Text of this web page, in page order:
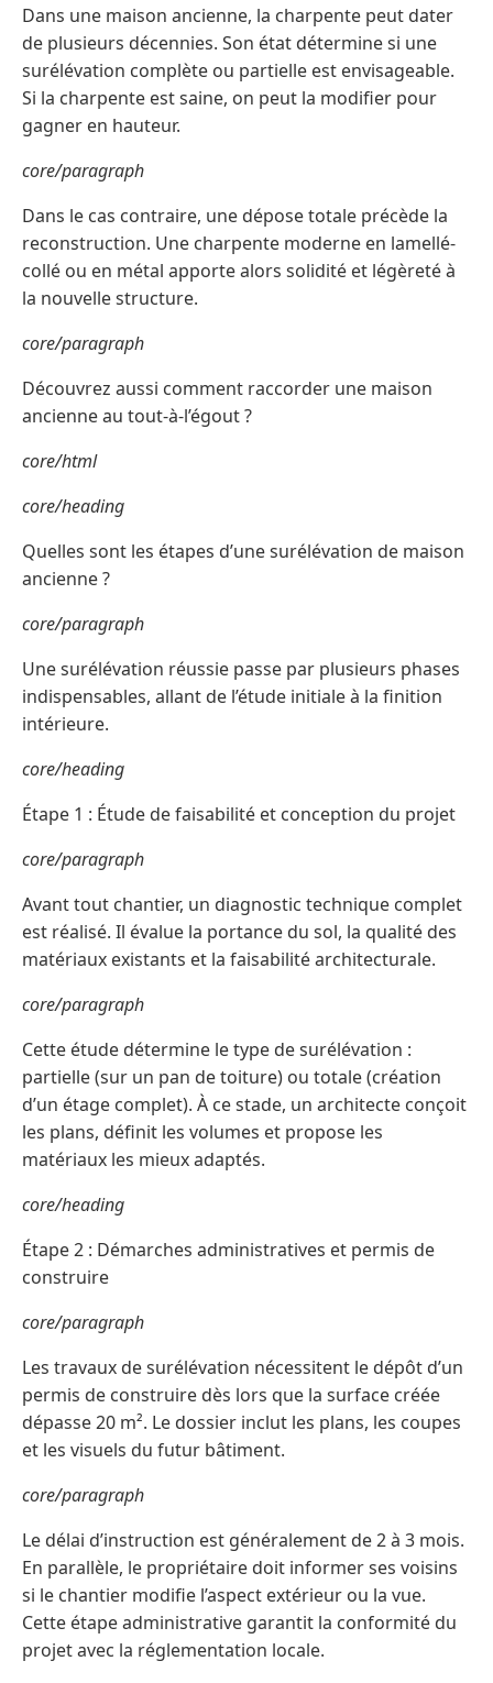
Dans une maison ancienne, la charpente peut dater
de plusieurs décennies. Son état détermine si une
surélévation complète ou partielle est envisageable.
Si la charpente est saine, on peut la modifier pour
gagner en hauteur.
core/paragraph
Dans le cas contraire, une dépose totale précède la
reconstruction. Une charpente moderne en lamellé-
collé ou en métal apporte alors solidité et légèreté à
la nouvelle structure.
core/paragraph
Découvrez aussi comment raccorder une maison
ancienne au tout-à-l’égout ?
core/html
core/heading
Quelles sont les étapes d’une surélévation de maison
ancienne ?
core/paragraph
Une surélévation réussie passe par plusieurs phases
indispensables, allant de l’étude initiale à la finition
intérieure.
core/heading
Étape 1 : Étude de faisabilité et conception du projet
core/paragraph
Avant tout chantier, un diagnostic technique complet
est réalisé. Il évalue la portance du sol, la qualité des
matériaux existants et la faisabilité architecturale.
core/paragraph
Cette étude détermine le type de surélévation :
partielle (sur un pan de toiture) ou totale (création
d’un étage complet). À ce stade, un architecte conçoit
les plans, définit les volumes et propose les
matériaux les mieux adaptés.
core/heading
Étape 2 : Démarches administratives et permis de
construire
core/paragraph
Les travaux de surélévation nécessitent le dépôt d’un
permis de construire dès lors que la surface créée
dépasse 20 m². Le dossier inclut les plans, les coupes
et les visuels du futur bâtiment.
core/paragraph
Le délai d’instruction est généralement de 2 à 3 mois.
En parallèle, le propriétaire doit informer ses voisins
si le chantier modifie l’aspect extérieur ou la vue.
Cette étape administrative garantit la conformité du
projet avec la réglementation locale.